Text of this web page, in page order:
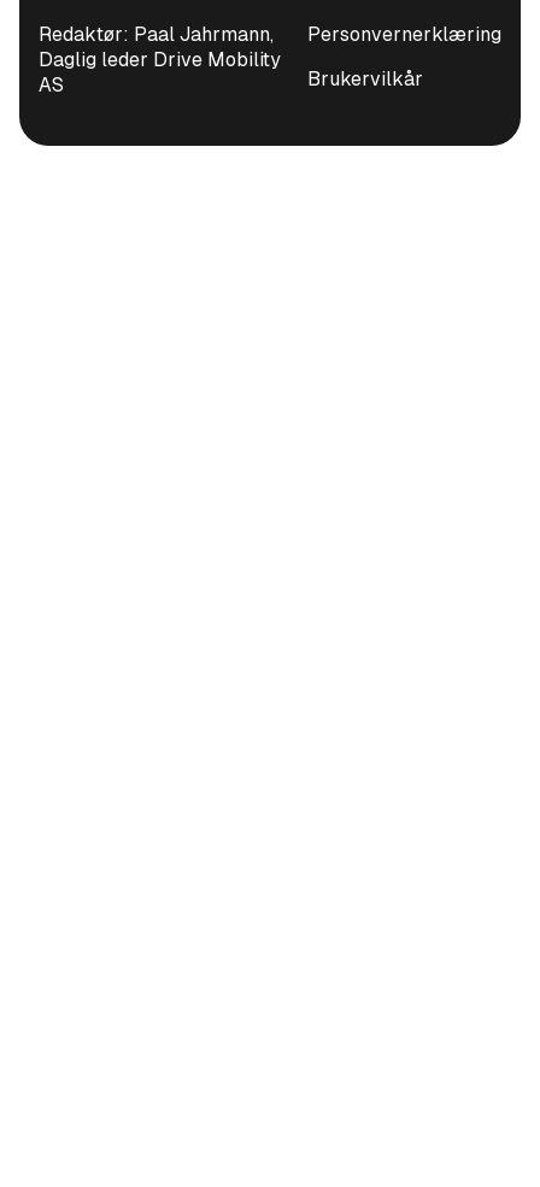
Redaktør: Paal Jahrmann,
Daglig leder Drive Mobility
AS
Personvernerklæring
Brukervilkår